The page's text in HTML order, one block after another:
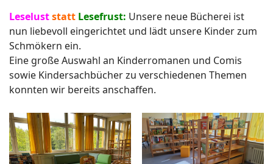
Leseluststatt Lesefrust: Unsere neue Bücherei ist
nun liebevoll eingerichtet und lädt unsere Kinder zum
Schmökern ein.
Eine große Auswahl an Kinderromanen und Comis
sowie Kindersachbücher zu verschiedenen Themen
konnten wir bereits anschaffen.